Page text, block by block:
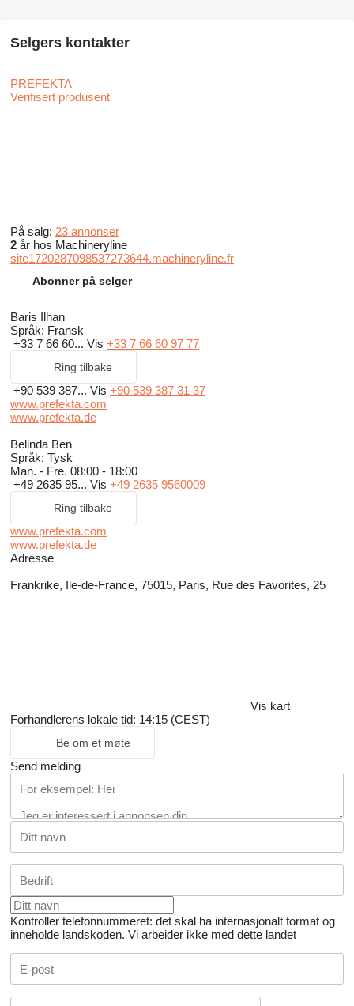
Selgers kontakter
PREFEKTA
Verifisert produsent
På salg: 23 annonser
2 år hos Machineryline
site1720287098537273644.machineryline.fr
Abonner på selger
Baris Ilhan
Språk: Fransk
+33 7 66 60... Vis +33 7 66 60 97 77
Ring tilbake
+90 539 387... Vis +90 539 387 31 37
www.prefekta.com
www.prefekta.de
Belinda Ben
Språk: Tysk
Man. - Fre. 08:00 - 18:00
+49 2635 95... Vis +49 2635 9560009
Ring tilbake
www.prefekta.com
www.prefekta.de
Adresse
Frankrike, Ile-de-France, 75015, Paris, Rue des Favorites, 25
Vis kart
Forhandlerens lokale tid: 14:15 (CEST)
Be om et møte
Send melding
Kontroller telefonnummeret: det skal ha internasjonalt format og
inneholde landskoden. Vi arbeider ikke med dette landet